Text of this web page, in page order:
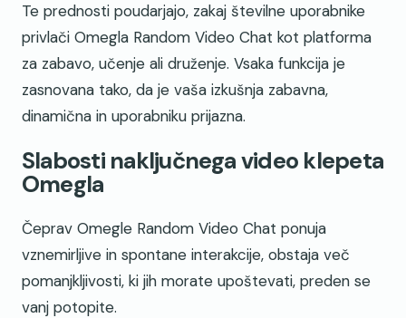
Te prednosti poudarjajo, zakaj številne uporabnike
privlači Omegla Random Video Chat kot platforma
za zabavo, učenje ali druženje. Vsaka funkcija je
zasnovana tako, da je vaša izkušnja zabavna,
dinamična in uporabniku prijazna.
Slabosti naključnega video klepeta
Omegla
Čeprav Omegle Random Video Chat ponuja
vznemirljive in spontane interakcije, obstaja več
pomanjkljivosti, ki jih morate upoštevati, preden se
vanj potopite.